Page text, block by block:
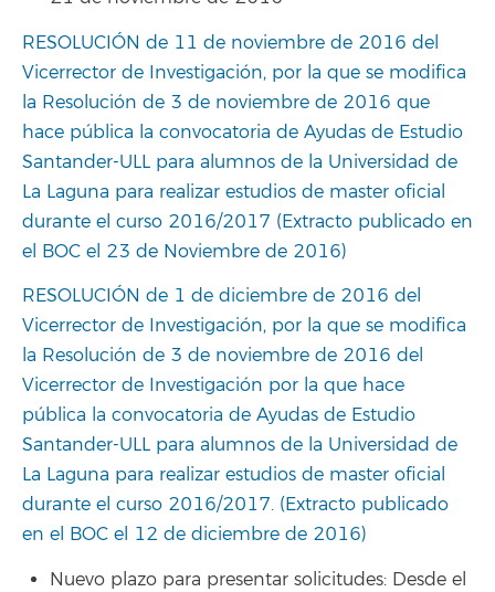
RESOLUCIÓN de 11 de noviembre de 2016 del
Vicerrector de Investigación, por la que se modifica
la Resolución de 3 de noviembre de 2016 que
hace pública la convocatoria de Ayudas de Estudio
Santander-ULL para alumnos de la Universidad de
La Laguna para realizar estudios de master oficial
durante el curso 2016/2017 (Extracto publicado en
el BOC el 23 de Noviembre de 2016)
RESOLUCIÓN de 1 de diciembre de 2016 del
Vicerrector de Investigación, por la que se modifica
la Resolución de 3 de noviembre de 2016 del
Vicerrector de Investigación por la que hace
pública la convocatoria de Ayudas de Estudio
Santander-ULL para alumnos de la Universidad de
La Laguna para realizar estudios de master oficial
durante el curso 2016/2017. (Extracto publicado
en el BOC el 12 de diciembre de 2016)
Nuevo plazo para presentar solicitudes: Desde el